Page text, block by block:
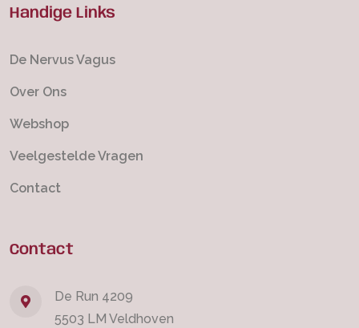
Handige Links
De Nervus Vagus
Over Ons
Webshop
Veelgestelde Vragen
Contact
Contact
De Run 4209
5503 LM Veldhoven